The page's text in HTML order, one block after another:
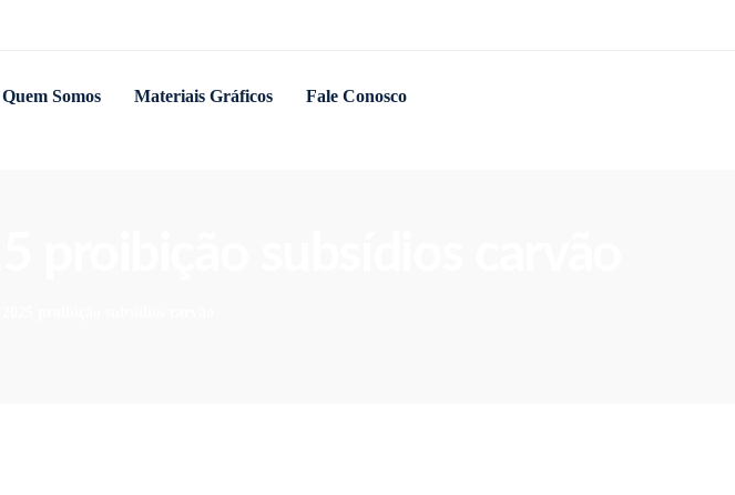
Quem Somos Materiais Gráficos Fale Conosco